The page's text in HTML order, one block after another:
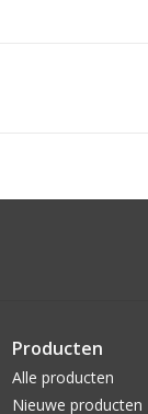
Producten
Alle producten
Nieuwe producten